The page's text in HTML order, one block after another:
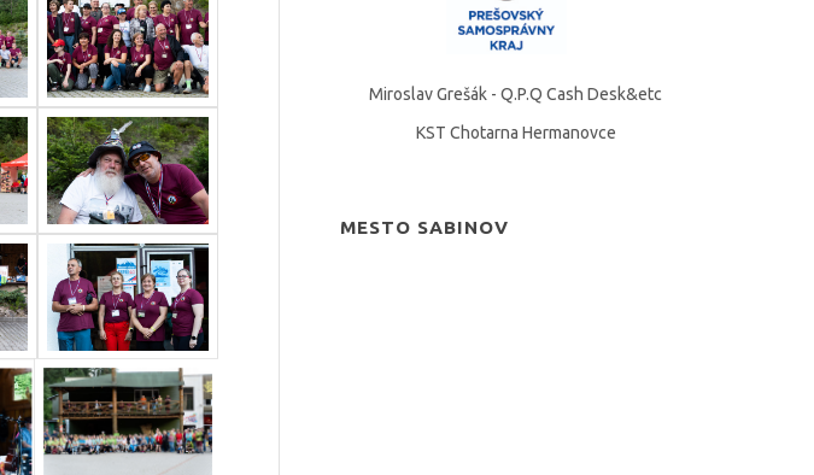
Miroslav Grešák - Q.P.Q Cash Desk&etc
KST Chotarna Hermanovce
MESTO SABINOV